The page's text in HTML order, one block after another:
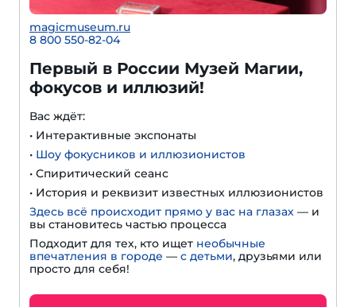
magicmuseum.ru
8 800 550-82-04
Первый в России Музей Магии,
фокусов и иллюзий!
Вас ждёт:
• Интерактивные экспонаты
• Шоу фокусников и иллюзионистов
• Спиритический сеанс
• История и реквизит известных иллюзионистов
Здесь всё происходит прямо у вас на глазах — и
вы становитесь частью процесса
Подходит для тех, кто ищет необычные
впечатления в городе — с детьми, друзьями или
просто для себя!